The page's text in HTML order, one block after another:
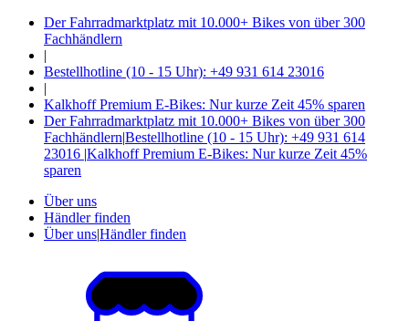
Der Fahrradmarktplatz mit 10.000+ Bikes von über 300
Fachhändlern
|
Bestellhotline (10 - 15 Uhr): +49 931 614 23016
|
Kalkhoff Premium E-Bikes: Nur kurze Zeit 45% sparen
Der Fahrradmarktplatz mit 10.000+ Bikes von über 300
Fachhändlern|Bestellhotline (10 - 15 Uhr): +49 931 614
23016 |Kalkhoff Premium E-Bikes: Nur kurze Zeit 45%
sparen
Über uns
Händler finden
Über uns|Händler finden